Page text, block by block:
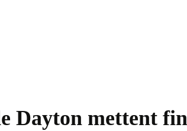
Dayton mettent